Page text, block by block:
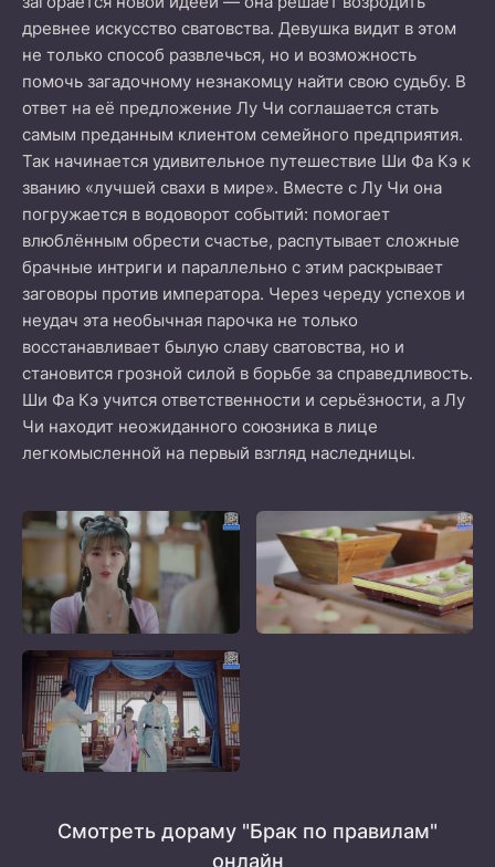
древнее искусство сватовства. Девушка видит в этом
не только способ развлечься, но и возможность
помочь загадочному незнакомцу найти свою судьбу. В
ответ на её предложение Лу Чи соглашается стать
самым преданным клиентом семейного предприятия.
Так начинается удивительное путешествие Ши Фа Кэ к
званию «лучшей свахи в мире». Вместе с Лу Чи она
погружается в водоворот событий: помогает
влюблённым обрести счастье, распутывает сложные
брачные интриги и параллельно с этим раскрывает
заговоры против императора. Через череду успехов и
неудач эта необычная парочка не только
восстанавливает былую славу сватовства, но и
становится грозной силой в борьбе за справедливость.
Ши Фа Кэ учится ответственности и серьёзности, а Лу
Чи находит неожиданного союзника в лице
легкомысленной на первый взгляд наследницы.
Смотреть дораму "Брак по правилам"
онлайн